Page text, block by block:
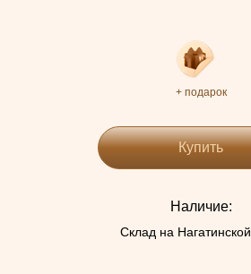
+ подарок
Купить
Наличие:
Склад на Нагатинской